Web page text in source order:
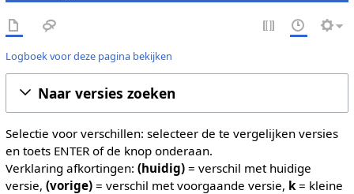
Logboek voor deze pagina bekijken
Naar versies zoeken
Selectie voor verschillen: selecteer de te vergelijken versies
en toets ENTER of de knop onderaan.
Verklaring afkortingen: (huidig)= verschil met huidige
versie, (vorige)= verschil met voorgaande versie, k= kleine